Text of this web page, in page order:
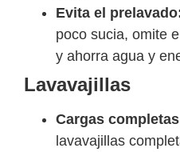
Evita el
poco sucia, omite
y ahorra agua y
Lavavajillas
Cargas
lavavajillas